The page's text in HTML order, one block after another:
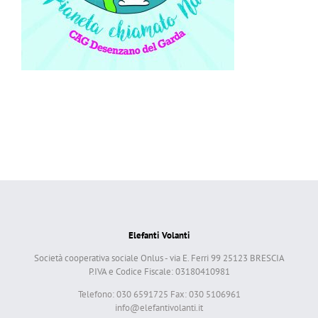
Elefanti Volanti
Società cooperativa sociale Onlus - via E. Ferri 99 25123 BRESCIA
P.IVA e Codice Fiscale: 03180410981
Telefono: 030 6591725 Fax: 030 5106961
info@elefantivolanti.it